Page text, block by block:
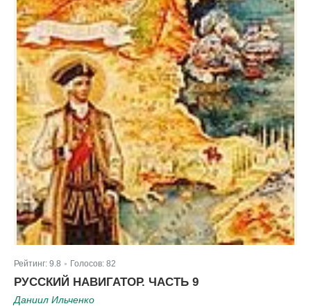
Рейтинг: 9.8 Голосов: 82
РУССКИЙ НАВИГАТОР. ЧАСТЬ 9
Даниил Ильченко